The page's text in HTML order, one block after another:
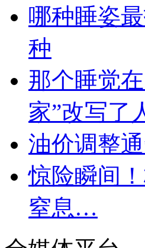
哪种睡姿
种
那个睡觉
家”改写了
油价调整
惊险瞬间
窒息…